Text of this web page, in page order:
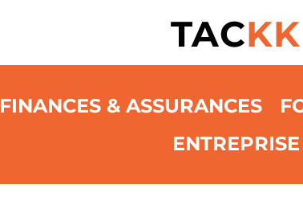
TACKK
FINANCES & ASSURANCES
ENTREPRISE